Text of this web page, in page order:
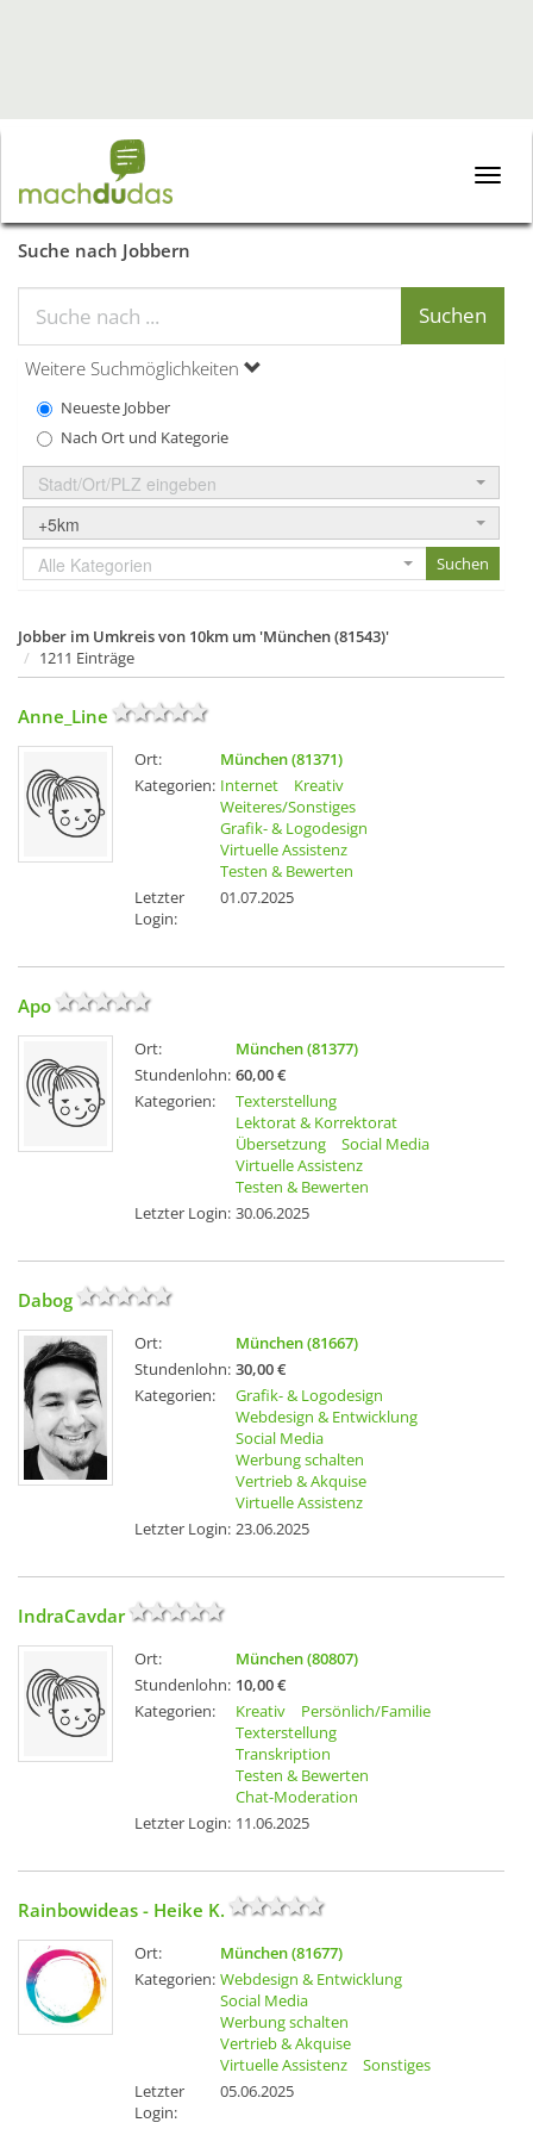
Toggle
Suche nach Jobbern
Weitere Suchmöglichkeiten
Neueste Jobber
Nach Ort und Kategorie
Stadt/Ort/PLZ eingeben
+5km
Alle Kategorien
Jobber im Umkreis von 10km um 'München (81543)'
1211 Einträge
Anne_Line
Ort:
München (81371)
Kategorien: Internet
Kreativ
Weiteres/Sonstiges
Grafik- & Logodesign
Virtuelle Assistenz
Testen & Bewerten
Letzter
Login:
01.07.2025
Apo
Ort:
München (81377)
Stundenlohn: 60,00 €
Kategorien:
Texterstellung
Lektorat & Korrektorat
Übersetzung
Social Media
Virtuelle Assistenz
Testen & Bewerten
Letzter Login: 30.06.2025
Dabog
Ort:
München (81667)
Stundenlohn: 30,00 €
Kategorien:
Grafik- & Logodesign
Webdesign & Entwicklung
Social Media
Werbung schalten
Vertrieb & Akquise
Virtuelle Assistenz
Letzter Login: 23.06.2025
IndraCavdar
Ort:
München (80807)
Stundenlohn: 10,00 €
Kategorien:
Kreativ
Persönlich/Familie
Texterstellung
Transkription
Testen & Bewerten
Chat-Moderation
Letzter Login: 11.06.2025
Rainbowideas - Heike K.
Ort:
München (81677)
Kategorien: Webdesign & Entwicklung
Social Media
Werbung schalten
Vertrieb & Akquise
Virtuelle Assistenz
Sonstiges
Letzter
Login:
05.06.2025